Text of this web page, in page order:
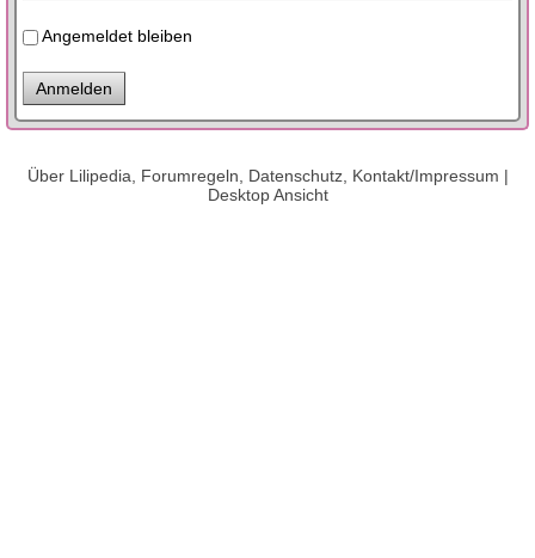
Angemeldet bleiben
Über Lilipedia, Forumregeln, Datenschutz, Kontakt/Impressum |
Desktop Ansicht